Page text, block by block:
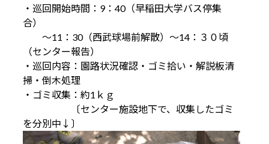
・巡回開始時間：9：40（早稲田大学バス停集
合）
～11：30（西武球場前解散）～14：３０頃
（センター報告）
・巡回内容：園路状況確認・ゴミ拾い・解説板清
掃・倒木処理
・ゴミ収集：約1ｋｇ
〔センター施設地下で、収集したゴミ
を分別中↓〕